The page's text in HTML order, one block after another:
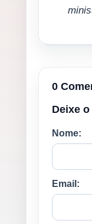
0
Deixe
Nome:
Email: